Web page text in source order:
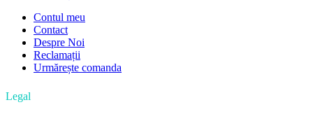
Contul meu
Contact
Despre Noi
Reclamații
Urmărește comanda
Legal